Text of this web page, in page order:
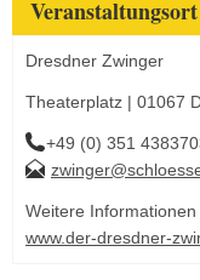
Veranstaltungsort
Dresdner Zwinger
Theaterplatz | 01067
+49 (0) 351
Weitere Informationen
www.der-dresdner-